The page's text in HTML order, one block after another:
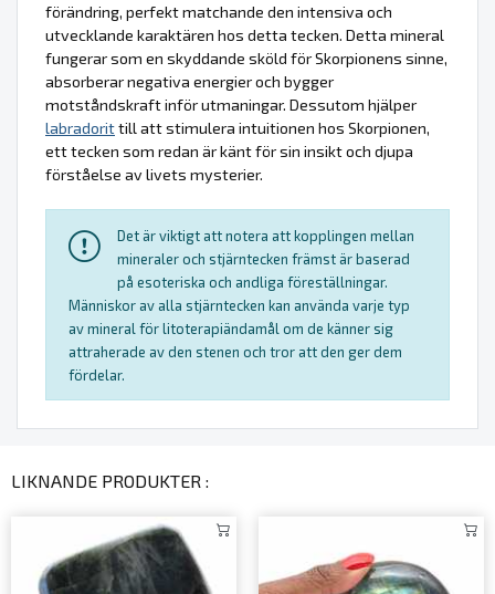
förändring, perfekt matchande den intensiva och
utvecklande karaktären hos detta tecken. Detta mineral
fungerar som en skyddande sköld för Skorpionens sinne,
absorberar negativa energier och bygger
motståndskraft inför utmaningar. Dessutom hjälper
labradorittill att stimulera intuitionen hos Skorpionen,
ett tecken som redan är känt för sin insikt och djupa
förståelse av livets mysterier.
Det är viktigt att notera att kopplingen mellan
mineraler och stjärntecken främst är baserad
på esoteriska och andliga föreställningar.
Människor av alla stjärntecken kan använda varje typ
av mineral för litoterapiändamål om de känner sig
attraherade av den stenen och tror att den ger dem
fördelar.
LIKNANDE PRODUKTER :